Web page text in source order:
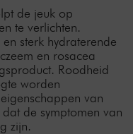
de jeuk op
te verlichten.
sterk hydraterende
en rosacea
Roodheid
worden
van
de symptomen van
zijn.